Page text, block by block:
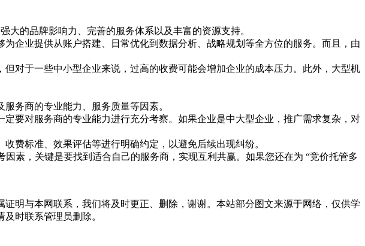
大的品牌影响力、完善的服务体系以及丰富的资源支持。
企业提供从账户搭建、日常优化到数据分析、战略规划等全方位的服务。而且，由
对于一些中小型企业来说，过高的收费可能会增加企业的成本压力。此外，大型机
务商的专业能力、服务质量等因素。
要对服务商的专业能力进行充分考察。如果企业是中大型企业，推广需求复杂，对
费标准、效果评估等进行明确约定，以避免后续出现纠纷。
素，关键是要找到适合自己的服务商，实现互利共赢。如果您还在为 “竞价托管多
明与本网联系，我们将及时更正、删除，谢谢。本站部分图文来源于网络，仅供学
时联系管理员删除。